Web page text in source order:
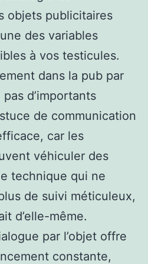
objets publicitaires
des variables
à vos testicules.
dans la pub par
d’importants
de communication
car les
véhiculer des
technique qui ne
de suivi méticuleux,
d’elle-même.
par l’objet offre
constante,